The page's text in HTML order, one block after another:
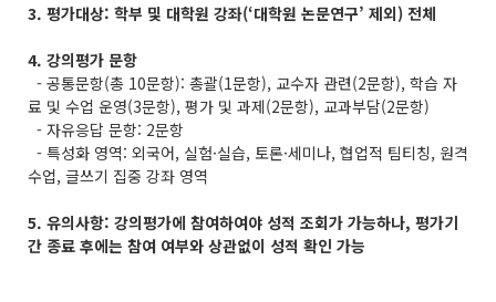
3. 평가대상: 학부 및 대학원 강좌(‘대학원 논문연구’ 제외) 전체
4. 강의평가 문항
- 공통문항(총 10문항): 총괄(1문항), 교수자 관련(2문항), 학습 자
료 및 수업 운영(3문항), 평가 및 과제(2문항), 교과부담(2문항)
- 자유응답 문항: 2문항
- 특성화 영역: 외국어, 실험·실습, 토론·세미나, 협업적 팀티칭, 원격
수업, 글쓰기 집중 강좌 영역
5. 유의사항: 강의평가에 참여하여야 성적 조회가 가능하나, 평가기
간 종료 후에는 참여 여부와 상관없이 성적 확인 가능